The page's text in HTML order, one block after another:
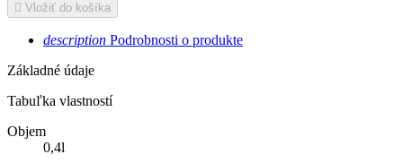
 Vložiť do košíka
description Podrobnosti o produkte
Základné údaje
Tabuľka vlastností
Objem
0,4l